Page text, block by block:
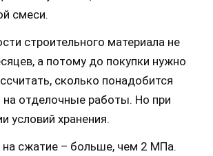
смеси.
строительного материала не
а потому до покупки нужно
сколько понадобится
на отделочные работы. Но при
условий хранения.
на сжатие – больше, чем 2 МПа.